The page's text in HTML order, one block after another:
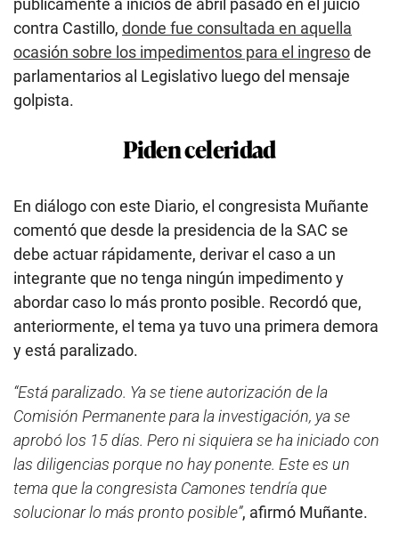
públicamente a inicios de abril pasado en el juicio
contra Castillo, donde fue consultada en aquella
ocasión sobre los impedimentos para el ingresode
parlamentarios al Legislativo luego del mensaje
golpista.
Piden celeridad
En diálogo con este Diario, el congresista Muñante
comentó que desde la presidencia de la SAC se
debe actuar rápidamente, derivar el caso a un
integrante que no tenga ningún impedimento y
abordar caso lo más pronto posible. Recordó que,
anteriormente, el tema ya tuvo una primera demora
y está paralizado.
“Está paralizado. Ya se tiene autorización de la
Comisión Permanente para la investigación, ya se
aprobó los 15 días. Pero ni siquiera se ha iniciado con
las diligencias porque no hay ponente. Este es un
tema que la congresista Camones tendría que
solucionar lo más pronto posible”, afirmó Muñante.